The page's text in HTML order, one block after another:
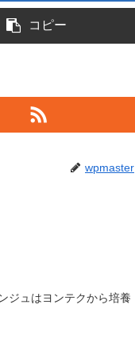
コピー
wpmaster
ジュはヨンテクから培養